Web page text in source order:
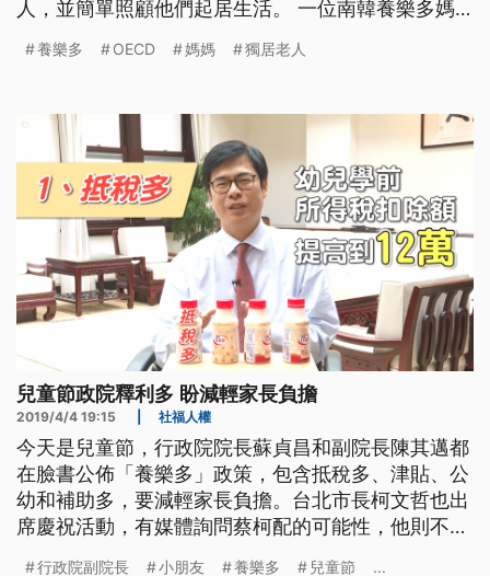
人，並簡單照顧他們起居生活。 一位南韓養樂多媽
我今年62歲，我送養樂多時一直都有在照顧獨居長
售養樂多，在南韓，像她這樣的養樂多媽媽有一萬一
千多位。最近養樂多媽媽們，配合地
養樂多 OECD 媽媽 獨居老人
兒童節政院釋利多 盼減輕家長負擔
2019/4/4 19:15 社福人權
今天是兒童節，行政院院長蘇貞昌和副院長陳其邁都
在臉書公佈「養樂多」政策，包含抵稅多、津貼、公
幼和補助多，要減輕家長負擔。台北市長柯文哲也出
席慶祝活動，有媒體詢問蔡柯配的可能性，他則不表
行政院副院長 小朋友 養樂多 兒童節 ...